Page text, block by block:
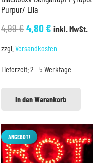
Purpur/ Lila
4,99€Ursprünglicher
4,99 €
4,80€Aktueller
4,80 €.
inkl. MwSt.
zzgl. Versandkosten
Lieferzeit:2 - 5 Werktage
In den Warenkorb
ANGEBOT!